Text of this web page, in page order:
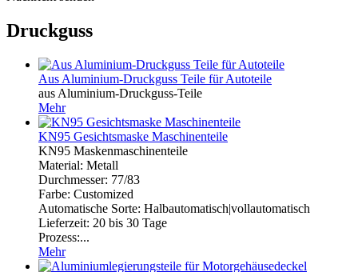
Druckguss
Aus Aluminium-Druckguss Teile für Autoteile
aus Aluminium-Druckguss-Teile
Mehr
KN95 Gesichtsmaske Maschinenteile
KN95 Maskenmaschinenteile
Material: Metall
Durchmesser: 77/83
Farbe: Customized
Automatische Sorte: Halbautomatisch|vollautomatisch
Lieferzeit: 20 bis 30 Tage
Prozess:...
Mehr